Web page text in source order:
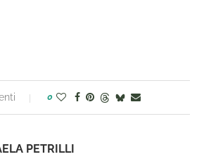
0
PETRILLI